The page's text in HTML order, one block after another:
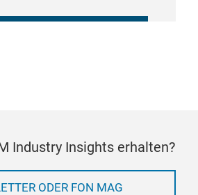
Industry Insights erhalten?
ODER FON MAG